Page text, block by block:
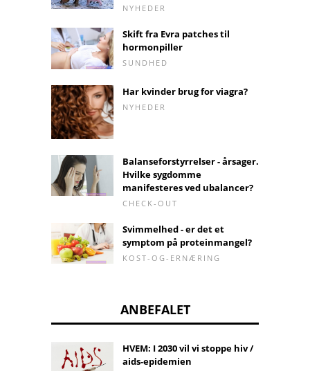
NYHEDER
Skift fra Evra patches til
hormonpiller
SUNDHED
Har kvinder brug for viagra?
NYHEDER
Balanseforstyrrelser - årsager.
Hvilke sygdomme
manifesteres ved ubalancer?
CHECK-OUT
Svimmelhed - er det et
symptom på proteinmangel?
KOST-OG-ERNÆRING
ANBEFALET
HVEM: I 2030 vil vi stoppe hiv /
aids-epidemien